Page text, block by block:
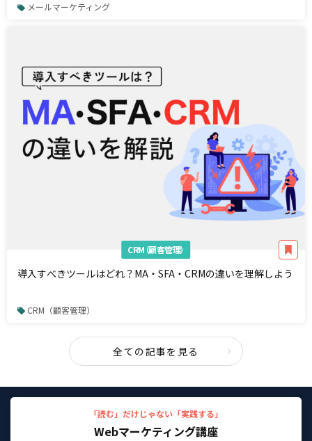
メールマーケティング
CRM（顧客管理）
導入すべきツールはどれ？MA・SFA・CRMの違いを理解しよう
CRM（顧客管理）
全ての記事を見る
「読む」だけじゃない「実践する」
Webマーケティング講座